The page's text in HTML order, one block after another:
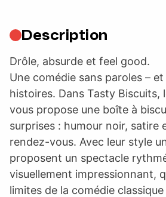
Description
Drôle, absurde et feel good.
Une comédie sans paroles –
histoires. Dans Tasty Biscuits,
vous propose une boîte à
surprises : humour noir, satire
rendez-vous. Avec leur style
proposent un spectacle
visuellement impressionnant,
limites de la comédie